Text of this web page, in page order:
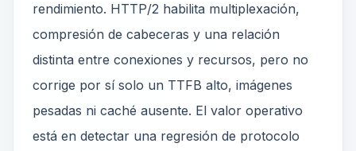
rendimiento. HTTP/2 habilita multiplexación,
compresión de cabeceras y una relación
distinta entre conexiones y recursos, pero no
corrige por sí solo un TTFB alto, imágenes
pesadas ni caché ausente. El valor operativo
está en detectar una regresión de protocolo